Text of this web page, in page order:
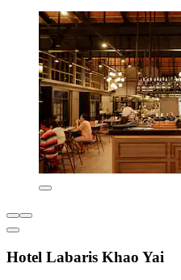
Hotel Labaris Khao Yai